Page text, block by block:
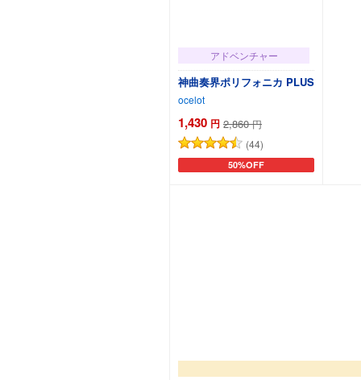
アドベンチャー
神曲奏界ポリフォニカ PLUS
ocelot
1,430 円 2,860 円
(44)
50%OFF
カートに追加